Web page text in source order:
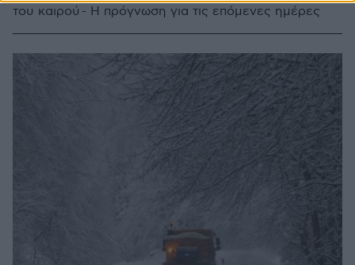
του καιρού - Η πρόγνωση για τις επόμενες ημέρες